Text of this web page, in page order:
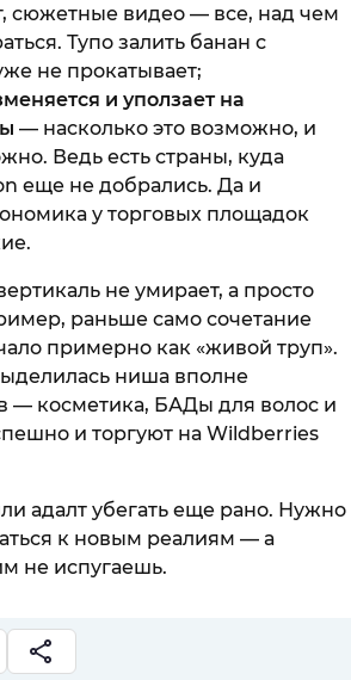
сюжетные видео — все, над чем
Тупо залить банан с
не прокатывает;
и уползает на
— насколько это возможно, и
Ведь есть страны, куда
еще не добрались. Да и
у торговых площадок
не умирает, а просто
раньше само сочетание
примерно как «живой труп».
ниша вполне
— косметика, БАДы для волос и
и торгуют на Wildberries
адалт убегать еще рано. Нужно
к новым реалиям — а
не испугаешь.